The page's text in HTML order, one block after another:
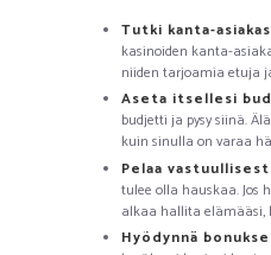
Tutki kanta-
kasinoiden kanta-
niiden tarjoamia etuja
Aseta itsellesi
budjetti ja pysy siinä.
kuin sinulla on varaa
Pelaa
tulee olla hauskaa. Jos
alkaa hallita elämääsi,
Hyödynnä